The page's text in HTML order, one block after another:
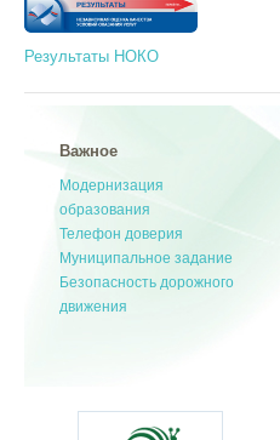
Результаты НОКО
Важное
Модернизация
образования
Телефон доверия
Муниципальное задание
Безопасность дорожного
движения